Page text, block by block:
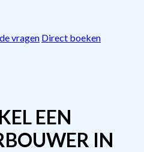
vragen Direct boeken
EEN
IN